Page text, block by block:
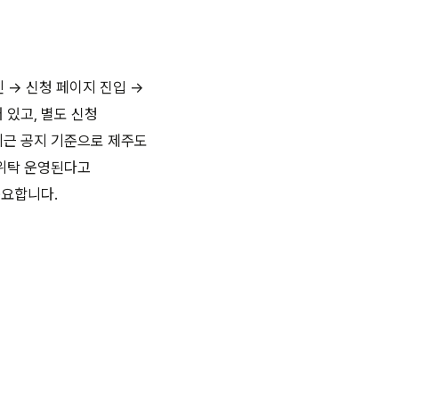
→ 신청 페이지 진입 →
있고, 별도 신청
공지 기준으로 제주도
탁 운영된다고
합니다.